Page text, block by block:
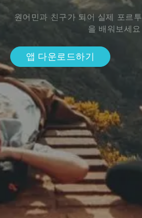
원어민과 친구가 되어 실제 포르
을 배워보세요
앱 다운로드하기